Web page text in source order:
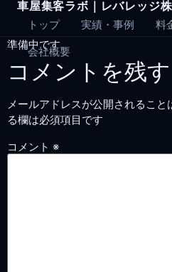
Skip
content
車屋集客ラボ｜レバレッジ
トップ 実績・事例 料
会社概要
準備中です。
コメントを残す
メールアドレスが公開されること
る欄は必須項目です
コメント ※